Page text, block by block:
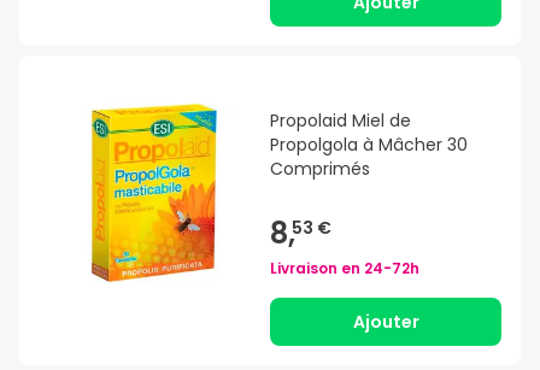
Propolaid Miel de
Propolgola à Mâcher 30
Comprimés
8,53 €
Livraison en 24-72h
Ajouter